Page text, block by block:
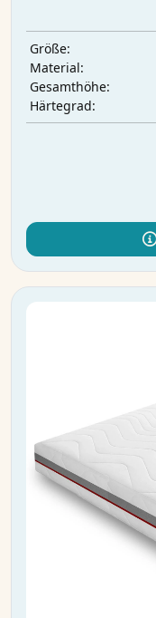
Größe:
Material:
Gesamthöhe:
Härtegrad: